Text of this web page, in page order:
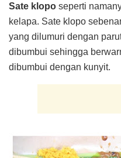
Sate klopo seperti
kelapa. Sate klopo
yang dilumuri dengan
dibumbui sehingga
dibumbui dengan kunyit.